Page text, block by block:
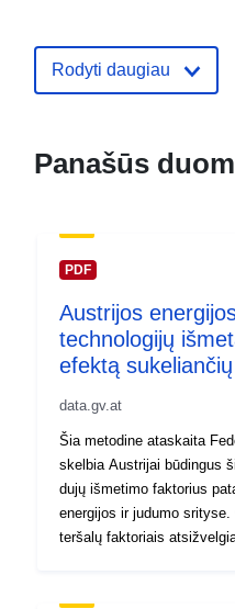
uriRef:
Rodyti daugiau
Panašūs
PDF
Austrijos
technologijų
efektą
data.gv.at
Šia metodine ataskaita
skelbia Austrijai būdingus
dujų išmetimo faktorius
energijos ir judumo
teršalų faktoriais